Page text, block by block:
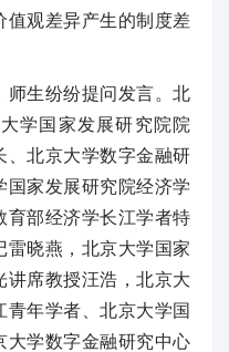
值观差异产生的制度差
师生纷纷提问发言。北
学国家发展研究院院
、北京大学数字金融研
国家发展研究院经济学
育部经济学长江学者特
雷晓燕，北京大学国家
讲席教授汪浩，北京大
年学者、北京大学国
大学数字金融研究中心